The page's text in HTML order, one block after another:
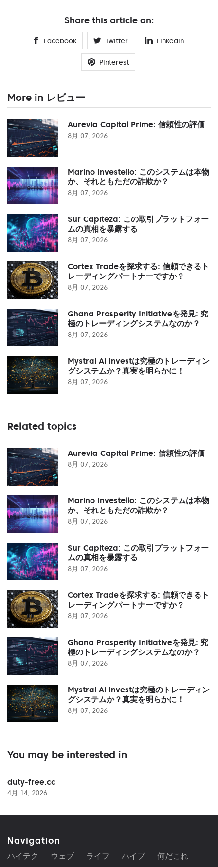
Share this article on:
Facebook Twitter Linkedin
Pinterest
More in レビュー
Aurevia Capital Prime: 信頼性の評価
8月 07, 2026
Marino Investello: このシステムは本物
か、それともただの詐欺か？
8月 07, 2026
Sur Capiteza: この取引プラットフォー
ムの真相を暴露する
8月 07, 2026
Cortex Tradeを探求する: 信頼できるト
レーディングパートナーですか？
8月 07, 2026
Ghana Prosperity Initiativeを発見: 究
極のトレーディングシステムなのか？
8月 07, 2026
Mystral Ai Investは究極のトレーディン
グシステムか？真実を明らかに！
8月 07, 2026
Related topics
Aurevia Capital Prime: 信頼性の評価
8月 07, 2026
Marino Investello: このシステムは本物
か、それともただの詐欺か？
8月 07, 2026
Sur Capiteza: この取引プラットフォー
ムの真相を暴露する
8月 07, 2026
Cortex Tradeを探求する: 信頼できるト
レーディングパートナーですか？
8月 07, 2026
Ghana Prosperity Initiativeを発見: 究
極のトレーディングシステムなのか？
8月 07, 2026
Mystral Ai Investは究極のトレーディン
グシステムか？真実を明らかに！
8月 07, 2026
You may be interested in
duty-free.cc
4月 14, 2026
Navigation
ハイテク ウェブ ライフ ハイプ 何だこれ